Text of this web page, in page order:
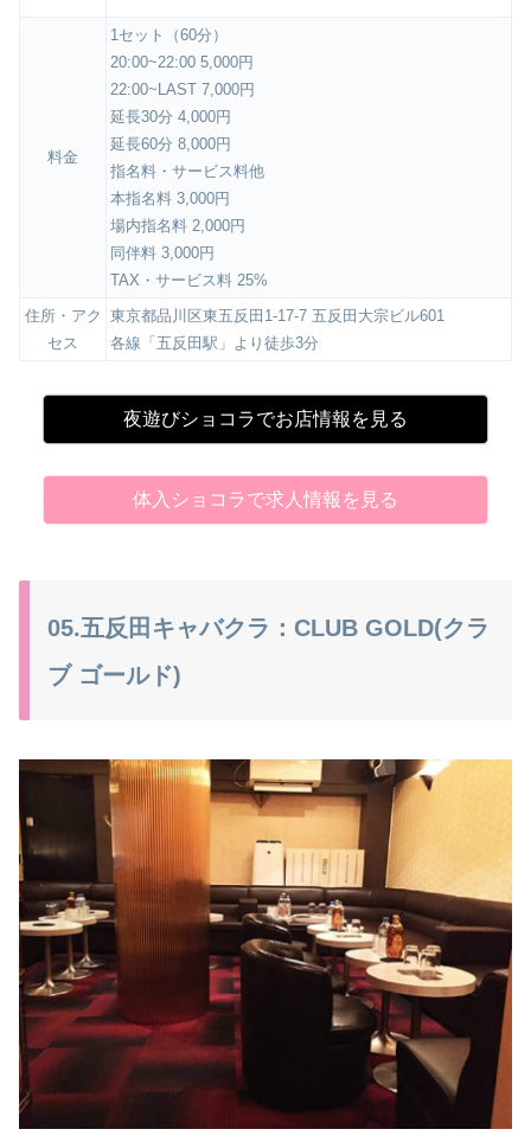
料金
1セット（60分）
20:00~22:00 5,000円
22:00~LAST 7,000円
延長30分 4,000円
延長60分 8,000円
指名料・サービス料他
本指名料 3,000円
場内指名料 2,000円
同伴料 3,000円
TAX・サービス料 25%
住所・アク
セス
東京都品川区東五反田1-17-7 五反田大宗ビル601
各線「五反田駅」より徒歩3分
夜遊びショコラでお店情報を見る
体入ショコラで求人情報を見る
05.五反田キャバクラ：CLUB GOLD(クラ
ブ ゴールド)